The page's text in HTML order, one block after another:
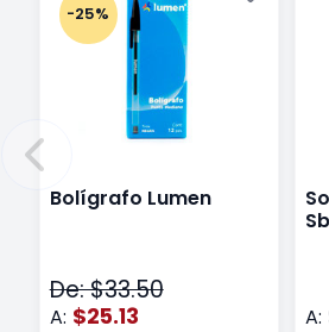
-25%
Bolígrafo Lumen
De: $33.50
A: $25.13 A: